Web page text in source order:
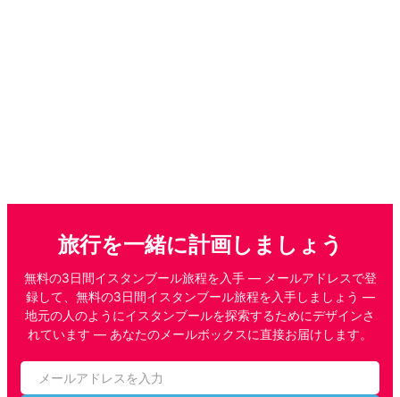
旅行を一緒に計画しましょう
無料の3日間イスタンブール旅程を入手 — メールアドレスで登
録して、無料の3日間イスタンブール旅程を入手しましょう —
地元の人のようにイスタンブールを探索するためにデザインさ
れています — あなたのメールボックスに直接お届けします。